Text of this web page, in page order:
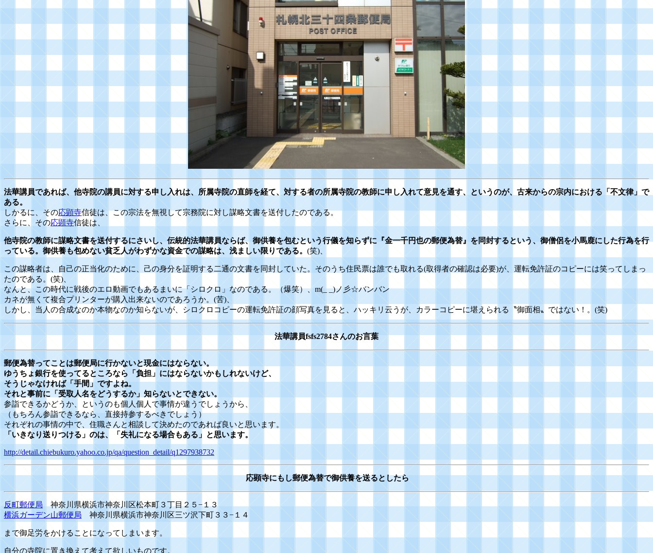
法華講員であれば、他寺院の講員に対する申し入れは、所属寺院の直師を経て、対する者の所属寺院の教師に申し入れて意見を通す、というのが、古来からの宗内における「不文律」で
ある。
しかるに、その応顕寺信徒は、この宗法を無視して宗務院に対し謀略文書を送付したのである。
さらに、その応顕寺信徒は、
他寺院の教師に謀略文書を送付するにさいし、伝統的法華講員ならば、御供養を包むという行儀を知らずに『金一千円也の郵便為替』を同封するという、御僧侶を小馬鹿にした行為を行
っている。御供養も包めない貧乏人がわずかな資金での謀略は、浅ましい限りである。 (笑)、
この謀略者は、自己の正当化のために、己の身分を証明する二通の文書を同封していた。そのうち住民票は誰でも取れる(取得者の確認は必要)が、運転免許証のコピーには笑ってしまっ
たのである。(笑)、
なんと、この時代に戦後のエロ動画でもあるまいに「シロクロ」なのである。（爆笑）、m(_ _)ノ彡☆バンバン
カネが無くて複合プリンターが購入出来ないのであろうか。(苦)、
しかし、当人の合成なのか本物なのか知らないが、シロクロコピーの運転免許証の顔写真を見ると、ハッキリ云うが、カラーコピーに堪えられる〝御面相〟ではない！。(笑)
法華講員fsfs2784さんのお言葉
郵便為替ってことは郵便局に行かないと現金にはならない。
ゆうちょ銀行を使ってるところなら「負担」にはならないかもしれないけど、
そうじゃなければ「手間」ですよね。
それと事前に「受取人名をどうするか」知らないとできない。
参詣できるかどうか、というのも個人個人で事情が違うでしょうから、
（もちろん参詣できるなら、直接持参するべきでしょう）
それぞれの事情の中で、住職さんと相談して決めたのであれば良いと思います。
「いきなり送りつける」のは、「失礼になる場合もある」と思います。
http://detail.chiebukuro.yahoo.co.jp/qa/question_detail/q1297938732
応顕寺にもし郵便為替で御供養を送るとしたら
反町郵便局 神奈川県横浜市神奈川区松本町３丁目２５−１３
横浜ガーデン山郵便局 神奈川県横浜市神奈川区三ツ沢下町３３−１４
まで御足労をかけることになってしまいます。
自分の寺院に置き換えて考えて欲しいものです。